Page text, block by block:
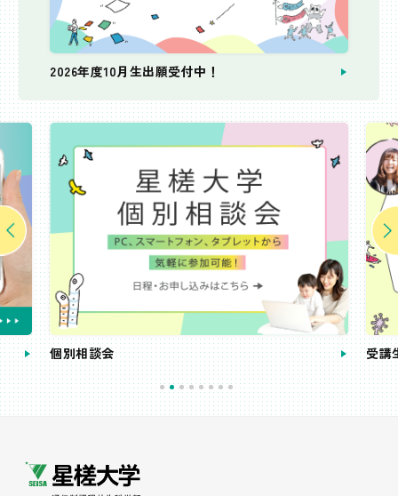
2026年度10月生出願受付中！
個別相談会 受講